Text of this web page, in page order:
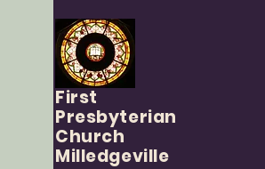
First
Presbyterian
Church
Milledgeville